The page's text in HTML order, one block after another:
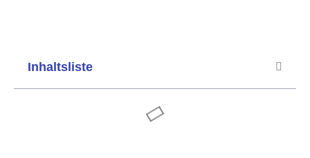
Inhaltsliste